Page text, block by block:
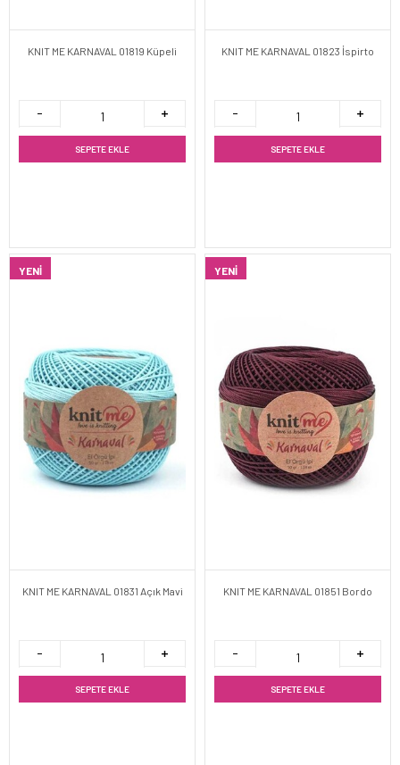
KNIT ME KARNAVAL 01819 Küpeli
SEPETE EKLE
KNIT ME KARNAVAL 01823 İspirto
SEPETE EKLE
YENI
KNIT ME KARNAVAL 01831 Açık Mavi
SEPETE EKLE
YENI
KNIT ME KARNAVAL 01851 Bordo
SEPETE EKLE